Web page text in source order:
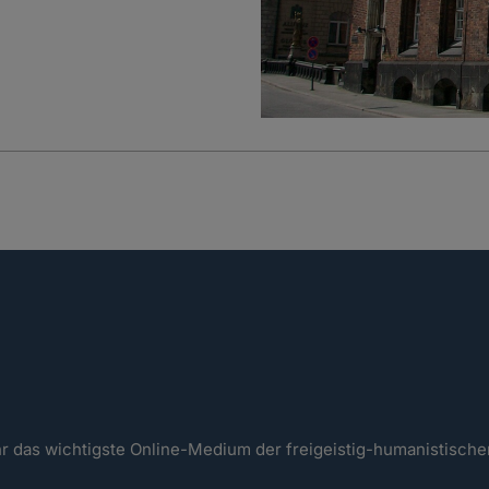
das wichtigste Online-Medium der freigeistig-